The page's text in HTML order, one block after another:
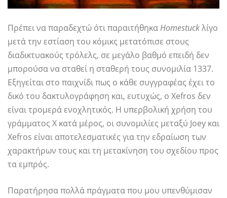
Πρέπει να παραδεχτώ ότι παραιτήθηκαHomestuckλίγο
μετά την εστίαση του κόμικς μετατόπισε στους
διαδικτυακούς τρόλελς, σε μεγάλο βαθμό επειδή δεν
μπορούσα να σταθεί η σταθερή τους συνομιλία 1337.
Εξηγείται στο παιχνίδι πως ο κάθε συγγραφέας έχει το
δικό του δακτυλογράφηση και, ευτυχώς, ο Xefros δεν
είναι τρομερά ενοχλητικός. Η υπερβολική χρήση του
γράμματος Χ κατά μέρος, οι συνομιλίες μεταξύ Joey και
Xefros είναι αποτελεσματικές για την εδραίωση των
χαρακτήρων τους και τη μετακίνηση του σχεδίου προς
τα εμπρός.
Παρατήρησα πολλά πράγματα που μου υπενθύμισαν